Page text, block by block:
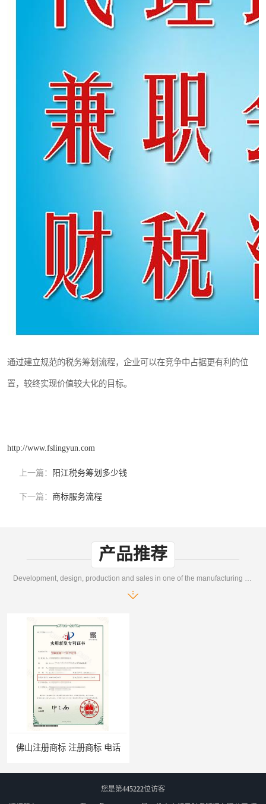
通过建立规范的税务筹划流程，企业可以在竞争中占据更有利的位
置，较终实现价值较大化的目标。
http://www.fslingyun.com
上一篇： 阳江税务筹划多少钱
下一篇： 商标服务流程
产品推荐
Development, design, production and sales in one of the manufacturing enterprises
佛山注册商标 注册商标 电话
您是第445222位访客